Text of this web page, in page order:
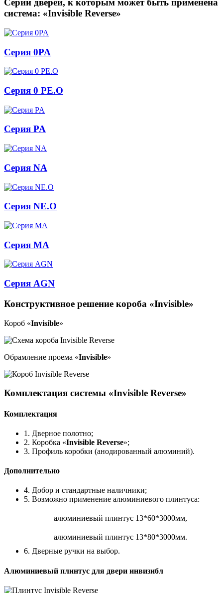
Серии дверей, к которым может быть применена
система: «Invisible Reverse»
Серия 0PA
Серия 0 PE.O
Серия PA
Серия NA
Серия NE.O
Серия MA
Серия AGN
Конструктивное решение короба «Invisible»
Короб «Invisible»
Обрамление проема «Invisible»
Комплектация системы «Invisible Reverse»
Комплектация
1. Дверное полотно;
2. Коробка «Invisible Reverse»;
3. Профиль коробки (анодированный алюминий).
Дополнительно
4. Добор и стандартные наличники;
5. Возможно применение алюминиевого плинтуса:
алюминиевый плинтус 13*60*3000мм,
алюминиевый плинтус 13*80*3000мм.
6. Дверные ручки на выбор.
Алюминиевый плинтус для двери инвизибл